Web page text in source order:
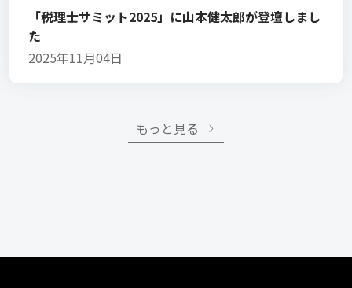
「税理士サミット2025」に山本健太郎が登壇しまし
た
2025年11月04日
もっと見る